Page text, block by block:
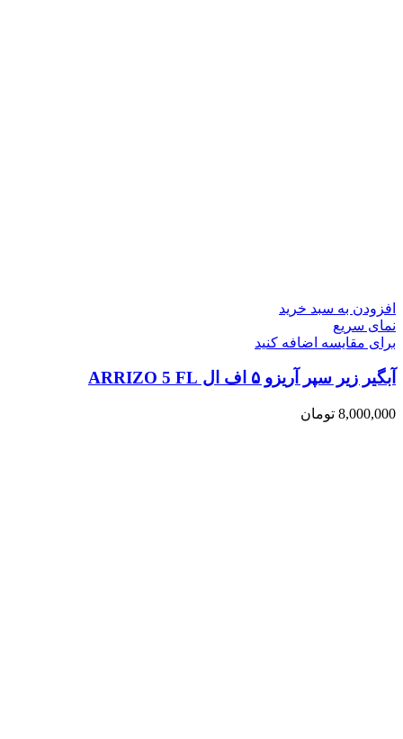
افزودن به سبد خرید
نمای سریع
برای مقایسه اضافه کنید
آبگیر زیر سپر آریزو ۵ اف ال ARRIZO 5 FL
8,000,000 تومان